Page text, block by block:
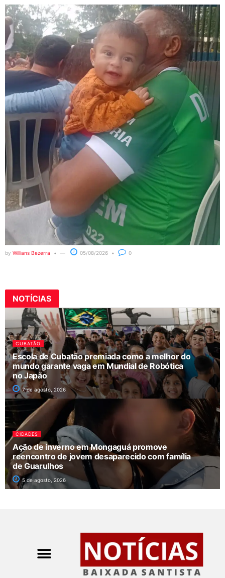
by Willians Bezerra 05/08/2026 0
NOTÍCIAS
CUBATÃO
Escola de Cubatão premiada como a melhor do
mundo garante vaga em Mundial de Robótica
no Japão
7 de agosto, 2026
CIDADES
Ação de inverno em Mongaguá promove
reencontro de jovem desaparecido com família
de Guarulhos
5 de agosto, 2026